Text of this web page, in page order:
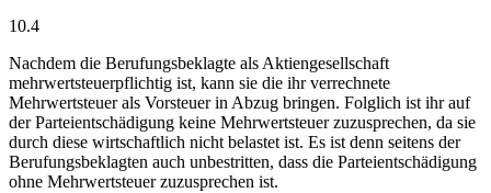
10.4
Nachdem die Berufungsbeklagte als Aktiengesellschaft
mehrwertsteuerpflichtig ist, kann sie die ihr verrechnete
Mehrwertsteuer als Vorsteuer in Abzug bringen. Folglich ist ihr auf
der Parteientschädigung keine Mehrwertsteuer zuzusprechen, da sie
durch diese wirtschaftlich nicht belastet ist. Es ist denn seitens der
Berufungsbeklagten auch unbestritten, dass die Parteientschädigung
ohne Mehrwertsteuer zuzusprechen ist.